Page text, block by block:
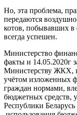
Но, эта проблема,
передаются
котов, побывавших в
всегда успешен.
Министерство
факты и 14.05.2020г
Министерству ЖКХ,
учётом изложенных
граждан нормами,
бюджетных средств,
Республики